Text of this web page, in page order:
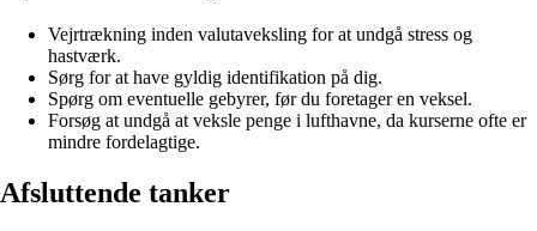
Vejrtrækning inden valutaveksling for at undgå stress og
hastværk.
Sørg for at have gyldig identifikation på dig.
Spørg om eventuelle gebyrer, før du foretager en veksel.
Forsøg at undgå at veksle penge i lufthavne, da kurserne ofte er
mindre fordelagtige.
Afsluttende tanker